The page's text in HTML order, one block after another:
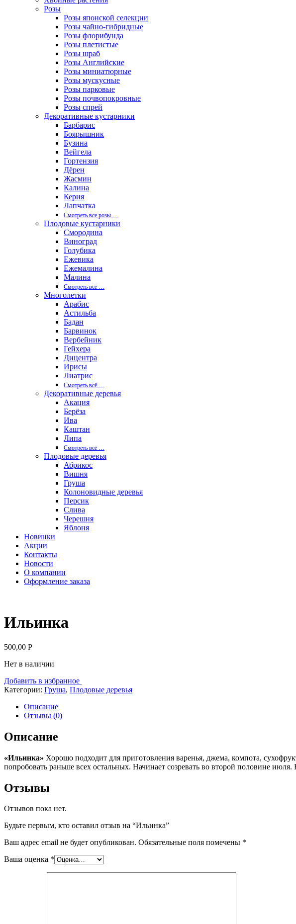
Розы
Розы японской селекции
Розы чайно-гибридные
Розы флорибунда
Розы плетистые
Розы шраб
Розы Английские
Розы миниатюрные
Розы мускусные
Розы парковые
Розы почвопокровные
Розы спрей
Декоративные кустарники
Барбарис
Боярышник
Бузина
Вейгела
Гортензия
Дёрен
Жасмин
Калина
Керия
Лапчатка
Смотреть все розы …
Плодовые кустарники
Смородина
Виноград
Голубика
Ежевика
Ежемалина
Малина
Смотреть вcё …
Многолетки
Арабис
Астильба
Бадан
Барвинок
Вербейник
Гейхера
Дицентра
Ирисы
Лиатрис
Смотреть вcё …
Декоративные деревья
Акация
Берёза
Ива
Каштан
Липа
Смотреть вcё …
Плодовые деревья
Абрикос
Вишня
Груша
Колоновидные деревья
Персик
Слива
Черешня
Яблоня
Новинки
Акции
Контакты
Новости
О компании
Оформление заказа
Ильинка
500,00 Р
Нет в наличии
Добавить в избранное
Категории: Груша, Плодовые деревья
Описание
Отзывы (0)
Описание
«Ильинка» Хорошо подходит для приготовления варенья, джема, компота,
попробовать раньше всех остальных. Начинает созревать во второй половине
Отзывы
Отзывов пока нет.
Будьте первым, кто оставил отзыв на “Ильинка”
Ваш адрес email не будет опубликован. Обязательные поля помечены *
Ваша оценка *